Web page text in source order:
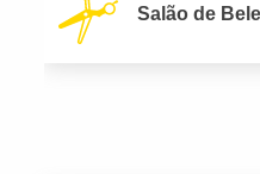
Salão de